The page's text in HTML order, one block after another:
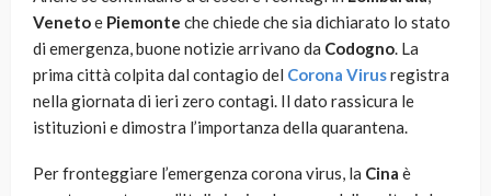
Venetoe Piemonte che chiede che sia dichiarato lo stato
di emergenza, buone notizie arrivano da Codogno. La
prima città colpita dal contagio del Corona Virusregistra
nella giornata di ieri zero contagi. Il dato rassicura le
istituzioni e dimostra l’importanza della quarantena.
Per fronteggiare l’emergenza corona virus, la Cina è